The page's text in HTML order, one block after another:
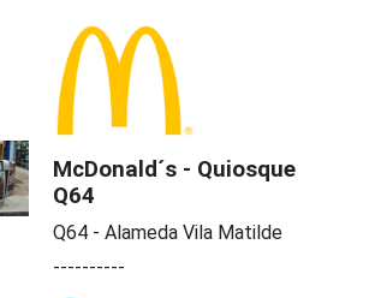
McDonald´s - Quiosque
Q64
Q64 - Alameda Vila Matilde
----------